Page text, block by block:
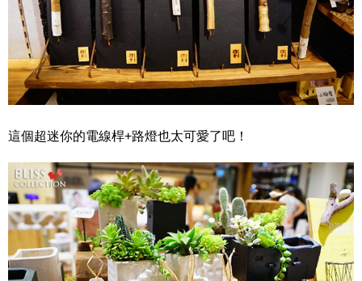
這個超迷你的電線桿+路燈也太可愛了吧！